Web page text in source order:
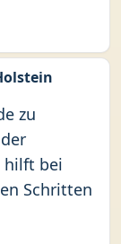
zu
hilft bei
Schritten